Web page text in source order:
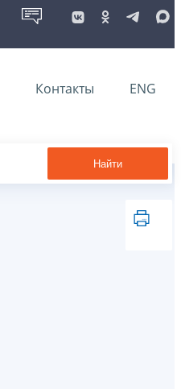
Контакты ENG
Найти